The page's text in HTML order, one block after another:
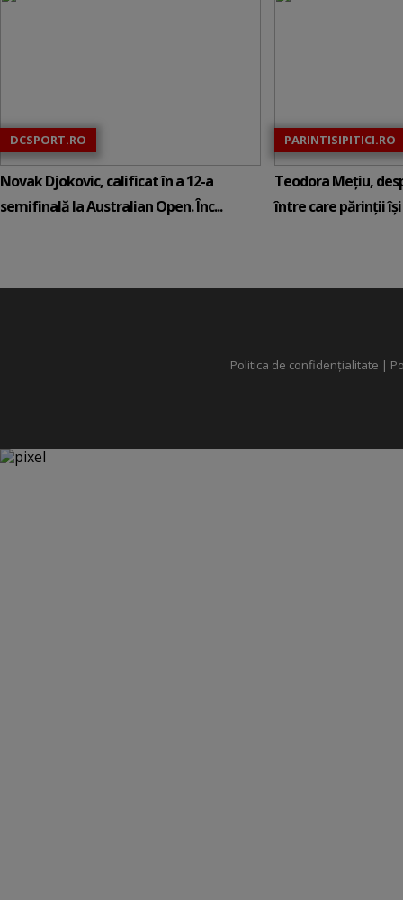
DCSPORT.RO
Novak Djokovic, calificat în a 12-a
semifinală la Australian Open. Înc...
PARINTISIPITICI.RO
Teodora Mețiu,
între care părinții își
Politica de confidențialitate |